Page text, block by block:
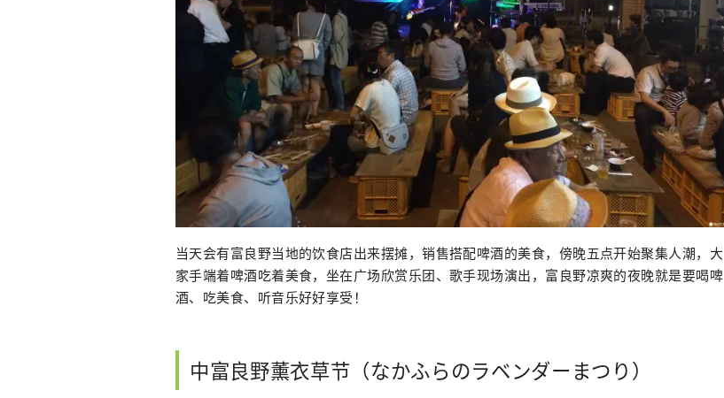
当天会有富良野当地的饮食店出来摆摊，销售搭配啤酒的美食，傍晚五点开始聚集人潮，大
家手端着啤酒吃着美食，坐在广场欣赏乐团、歌手现场演出，富良野凉爽的夜晚就是要喝啤
酒、吃美食、听音乐好好享受！
中富良野薰衣草节（なかふらのラベンダーまつり）